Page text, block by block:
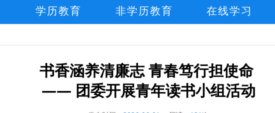
学历教育 非学历教育 在线学习
书香涵养清廉志 青春笃行担使命
—— 团委开展青年读书小组活动